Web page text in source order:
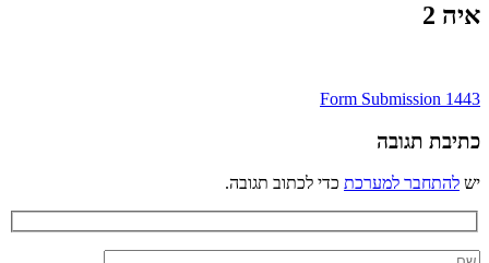
איה 2
ניווט
Form Submission 1443
כתיבת תגובה
יש להתחבר למערכת כדי לכתוב תגובה.